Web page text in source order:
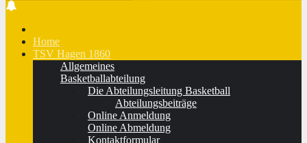
Home
TSV Hagen 1860
Allgemeines
Basketballabteilung
Die Abteilungsleitung Basketball
Abteilungsbeiträge
Online Anmeldung
Online Abmeldung
Kontaktformular